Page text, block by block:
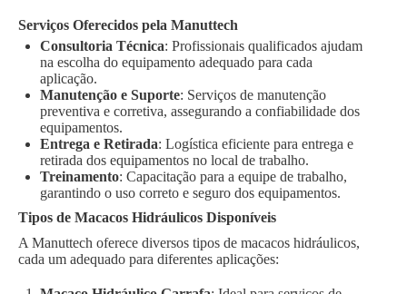
Serviços Oferecidos pela Manuttech
Consultoria Técnica: Profissionais qualificados ajudam
na escolha do equipamento adequado para cada
aplicação.
Manutenção e Suporte: Serviços de manutenção
preventiva e corretiva, assegurando a confiabilidade dos
equipamentos.
Entrega e Retirada: Logística eficiente para entrega e
retirada dos equipamentos no local de trabalho.
Treinamento: Capacitação para a equipe de trabalho,
garantindo o uso correto e seguro dos equipamentos.
Tipos de Macacos Hidráulicos Disponíveis
A Manuttech oferece diversos tipos de macacos hidráulicos,
cada um adequado para diferentes aplicações: